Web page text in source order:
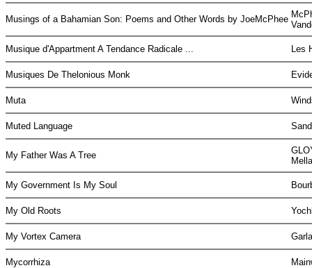
Musings of a Bahamian Son: Poems and Other Words by JoeMcPhee
Musique d'Appartment A Tendance Radicale ... Les
Musiques De Thelonious Monk
Muta
Muted Language
My Father Was A Tree
My Government Is My Soul
My Old Roots
My Vortex Camera
Mycorrhiza